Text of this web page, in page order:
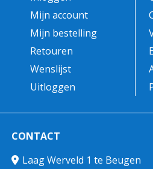
Mijn account
Mijn bestelling
Retouren
Wenslijst
Uitloggen
CONTACT
Laag Werveld 1 te Beugen